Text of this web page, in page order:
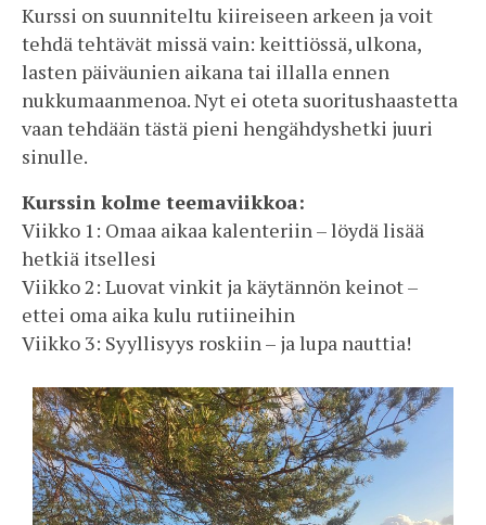
Kurssi on suunniteltu kiireiseen arkeen ja voit
tehdä tehtävät missä vain: keittiössä, ulkona,
lasten päiväunien aikana tai illalla ennen
nukkumaanmenoa. Nyt ei oteta suoritushaastetta
vaan tehdään tästä pieni hengähdyshetki juuri
sinulle.
Kurssin kolme teemaviikkoa:
Viikko 1: Omaa aikaa kalenteriin – löydä lisää
hetkiä itsellesi
Viikko 2: Luovat vinkit ja käytännön keinot –
ettei oma aika kulu rutiineihin
Viikko 3: Syyllisyys roskiin – ja lupa nauttia!